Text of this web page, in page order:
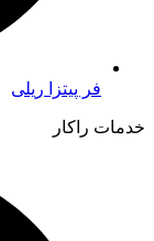
فر پیتزا ریلی
خدمات راکار